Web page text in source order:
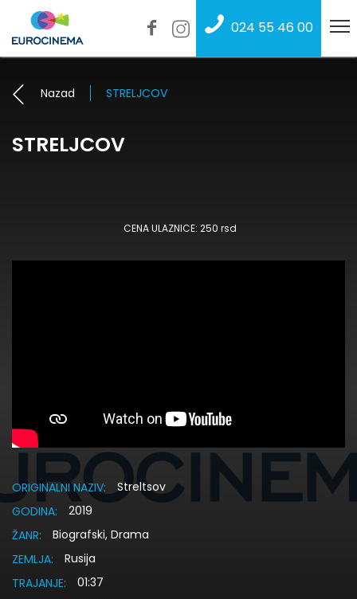
024 55 46 00
Nazad STRELJCOV
STRELJCOV
CENA ULAZNICE: 250 rsd
ORIGINALNI NAZIV:
Streltsov
GODINA:
2019
ŽANR:
Biografski, Drama
ZEMLJA:
Rusija
TRAJANJE:
01:37